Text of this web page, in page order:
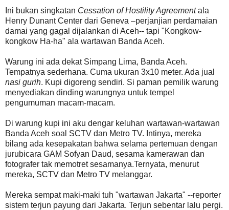
Ini bukan singkatan Cessation of Hostility Agreementala
Henry Dunant Center dari Geneva –perjanjian perdamaian
damai yang gagal dijalankan di Aceh-- tapi "Kongkow-
kongkow Ha-ha" ala wartawan Banda Aceh.
Warung ini ada dekat Simpang Lima, Banda Aceh.
Tempatnya sederhana. Cuma ukuran 3x10 meter. Ada jual
nasi gurih. Kupi digoreng sendiri. Si paman pemilik warung
menyediakan dinding warungnya untuk tempel
pengumuman macam-macam.
Di warung kupi ini aku dengar keluhan wartawan-wartawan
Banda Aceh soal SCTV dan Metro TV. Intinya, mereka
bilang ada kesepakatan bahwa selama pertemuan dengan
jurubicara GAM Sofyan Daud, sesama kamerawan dan
fotografer tak memotret sesamanya.Ternyata, menurut
mereka, SCTV dan Metro TV melanggar.
Mereka sempat maki-maki tuh "wartawan Jakarta" --reporter
sistem terjun payung dari Jakarta. Terjun sebentar lalu pergi.